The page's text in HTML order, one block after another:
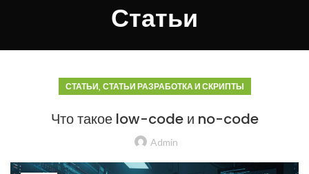
Статьи
СТАТЬИ, СТАТЬИ РАЗРАБОТКА И СКРИПТЫ
Что такое low-code и no-code
Admin